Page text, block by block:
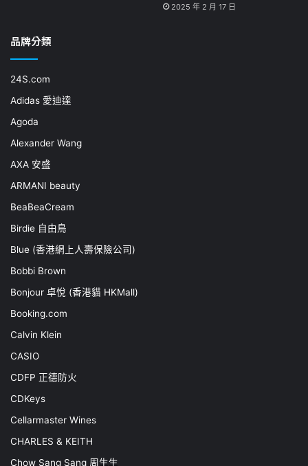
2025 年 2 月 17 日
品牌分類
24S.com
Adidas 愛迪達
Agoda
Alexander Wang
AXA 安盛
ARMANI beauty
BeaBeaCream
Birdie 自由鳥
Blue (香港網上人壽保險公司)
Bobbi Brown
Bonjour 卓悅 (香港貓 HKMall)
Booking.com
Calvin Klein
CASIO
CDFP 正德防火
CDKeys
Cellarmaster Wines
CHARLES & KEITH
Chow Sang Sang 周生生